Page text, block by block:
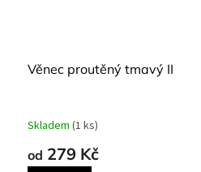
Věnec proutěný tmavý II
Skladem (1 ks)
od 279 Kč